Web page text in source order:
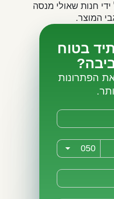
חנות שאולי מנסה
המוצר.
בטוח
הפתרונות